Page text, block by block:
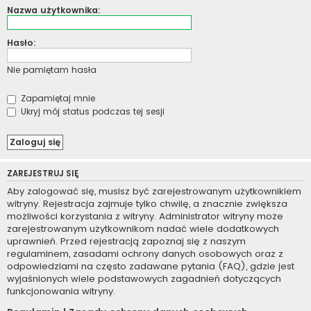
Nazwa użytkownika:
Hasło:
Nie pamiętam hasła
Zapamiętaj mnie
Ukryj mój status podczas tej sesji
ZAREJESTRUJ SIĘ
Aby zalogować się, musisz być zarejestrowanym użytkownikiem
witryny. Rejestracja zajmuje tylko chwilę, a znacznie zwiększa
możliwości korzystania z witryny. Administrator witryny może
zarejestrowanym użytkownikom nadać wiele dodatkowych
uprawnień. Przed rejestracją zapoznaj się z naszym
regulaminem, zasadami ochrony danych osobowych oraz z
odpowiedziami na często zadawane pytania (FAQ), gdzie jest
wyjaśnionych wiele podstawowych zagadnień dotyczących
funkcjonowania witryny.